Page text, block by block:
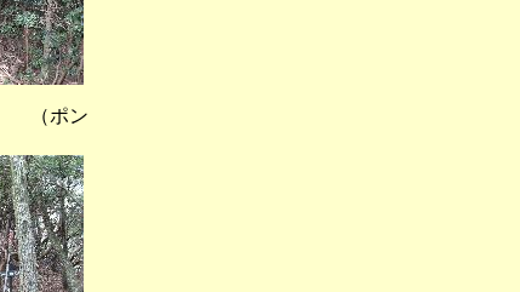
ポン